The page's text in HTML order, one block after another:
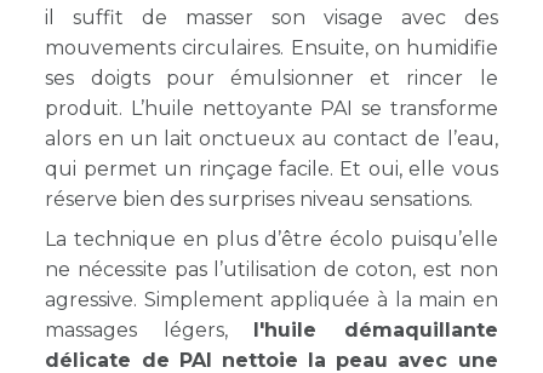
il suffit de masser son visage avec des
mouvements circulaires. Ensuite, on humidifie
ses doigts pour émulsionner et rincer le
produit. L’huile nettoyante PAI se transforme
alors en un lait onctueux au contact de l’eau,
qui permet un rinçage facile. Et oui, elle vous
réserve bien des surprises niveau sensations.
La technique en plus d’être écolo puisqu’elle
ne nécessite pas l’utilisation de coton, est non
agressive. Simplement appliquée à la main en
massages légers, l'huile démaquillante
délicate de PAI nettoie la peau avec une